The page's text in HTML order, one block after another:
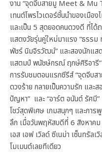
งาน “จุดจีบสายมู Meet & Mu
เทนต์โพรไวเดอร์ชั้นนำของเมือ
และเป็น 5 สุดยอดคนดวงดี ที่ได้
แสดงวัยรุ่นคู่ใหม่มาแรง “ธรร
พัชร์ นิมจิรวัฒน์” และสองนักแ
แสตมป์ พนัชษ์กรณ์ ฤกษ์ศิริอารี
การรับชมตอนแรกซีรีส์ “จุดจีบส
ดวงร้าย กลายเป็นความรัก และ
ปัญหา” และ “อาร์ต อนันต์ รัศมี
โชว์สุดพิเศษ เกมสนุกๆ และการ
ลึก เมื่อวันพฤหัสบดีที่ 6 สิงหาค
เอส เอฟ เวิลด์ ซีเนม่า เซ็นทรัล
โมเมนต์เลยทีเดียว